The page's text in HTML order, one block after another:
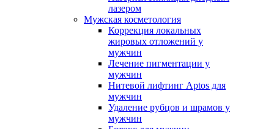
лазером
Мужская косметология
Коррекция локальных
жировых отложений у
мужчин
Лечение пигментации у
мужчин
Нитевой лифтинг Aptos для
мужчин
Удаление рубцов и шрамов у
мужчин